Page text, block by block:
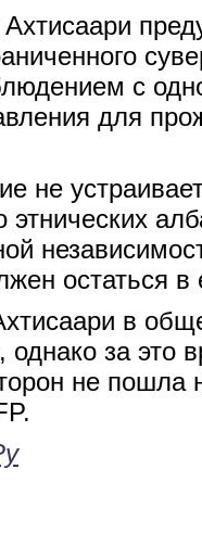
с
для
не
остаться в
в
за это
не пошла